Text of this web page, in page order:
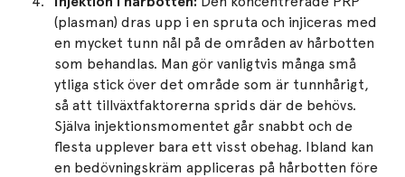
(plasman) dras upp i en spruta och injiceras med
en mycket tunn nål på de områden av hårbotten
som behandlas. Man gör vanligtvis många små
ytliga stick över det område som är tunnhårigt,
så att tillväxtfaktorerna sprids där de behövs.
Själva injektionsmomentet går snabbt och de
flesta upplever bara ett visst obehag. Ibland kan
en bedövningskräm appliceras på hårbotten före